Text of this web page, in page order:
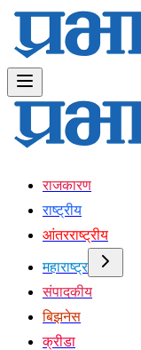
राजकारण
राष्ट्रीय
आंतरराष्ट्रीय
महाराष्ट्र
संपादकीय
बिझनेस
क्रीडा